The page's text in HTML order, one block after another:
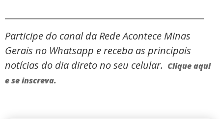
Participe do canal da Rede Acontece Minas
Gerais no Whatsapp e receba as principais
notícias do dia direto no seu celular. Clique aqui
e se inscreva.